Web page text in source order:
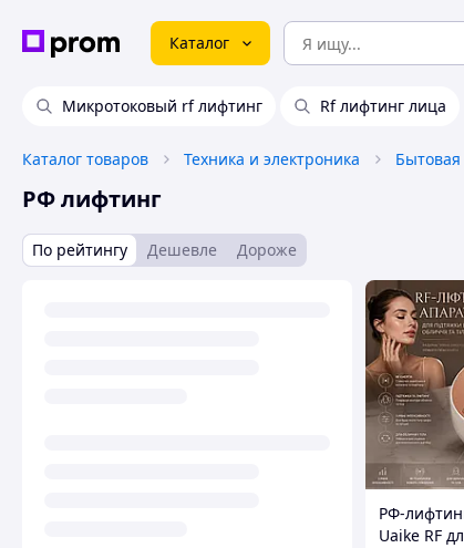
Каталог
Микротоковый rf лифтинг Rf лифтинг лица
Каталог товаров Техника и электроника Бытовая
РФ лифтинг
По рейтингу Дешевле Дороже
РФ-
Uaike RF